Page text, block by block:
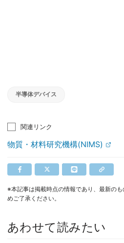
半導体デバイス
関連リンク
物質・材料研究機構(NIMS)
※本記事は掲載時点の情報であり、最新の
めご了承ください。
あわせて読みたい